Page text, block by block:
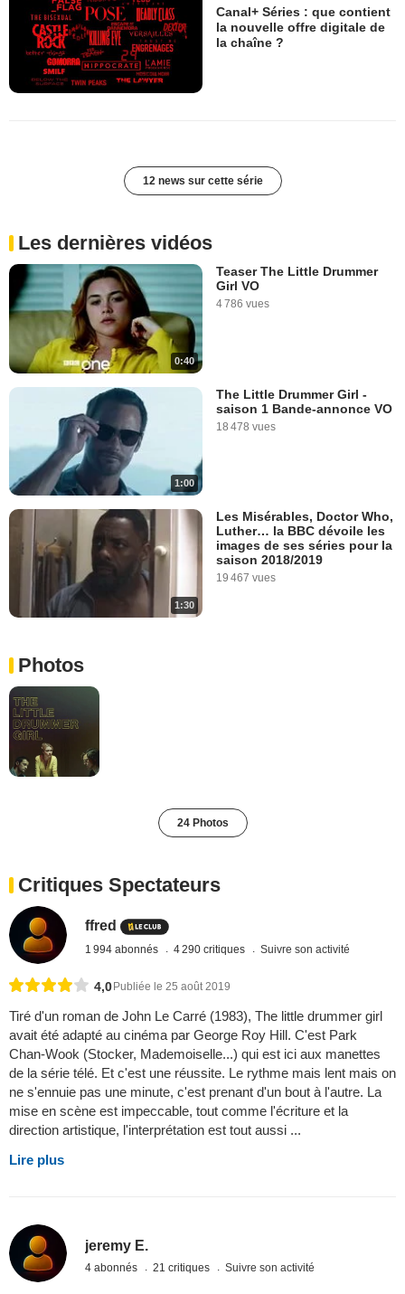
Canal+ Séries : que contient
la nouvelle offre digitale de
la chaîne ?
12 news sur cette série
Les dernières vidéos
0:40
Teaser The Little Drummer
Girl VO
4 786 vues
1:00
The Little Drummer Girl -
saison 1 Bande-annonce VO
18 478 vues
1:30
Les Misérables, Doctor Who,
Luther… la BBC dévoile les
images de ses séries pour la
saison 2018/2019
19 467 vues
Photos
24 Photos
Critiques Spectateurs
ffred
1 994 abonnés 4 290 critiques Suivre son activité
4,0 Publiée le 25 août 2019
Tiré d'un roman de John Le Carré (1983), The little drummer girl
avait été adapté au cinéma par George Roy Hill. C'est Park
Chan-Wook (Stocker, Mademoiselle...) qui est ici aux manettes
de la série télé. Et c'est une réussite. Le rythme mais lent mais on
ne s'ennuie pas une minute, c'est prenant d'un bout à l'autre. La
mise en scène est impeccable, tout comme l'écriture et la
direction artistique, l'interprétation est tout aussi ...
Lire plus
jeremy E.
4 abonnés 21 critiques Suivre son activité